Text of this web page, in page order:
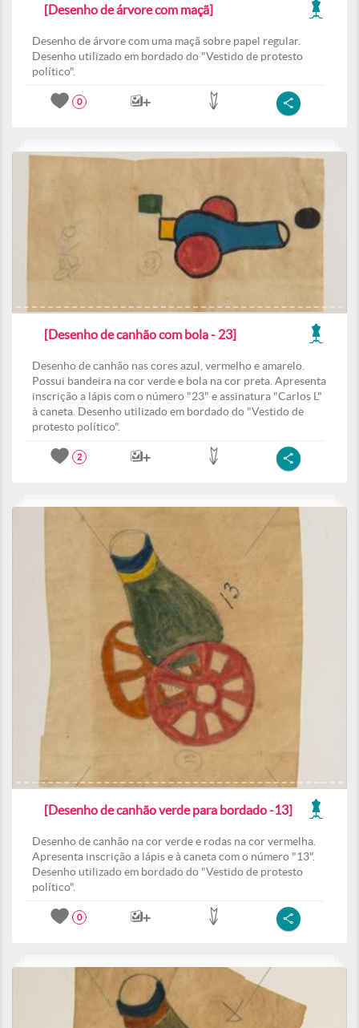
[Desenho de árvore com maçã]
Desenho de árvore com uma maçã sobre papel regular.
Desenho utilizado em bordado do "Vestido de protesto
político".
0
[Desenho de canhão com bola - 23]
Desenho de canhão nas cores azul, vermelho e amarelo.
Possui bandeira na cor verde e bola na cor preta. Apresenta
inscrição a lápis com o número "23" e assinatura "Carlos L"
à caneta. Desenho utilizado em bordado do "Vestido de
protesto político".
2
[Desenho de canhão verde para bordado -13]
Desenho de canhão na cor verde e rodas na cor vermelha.
Apresenta inscrição a lápis e à caneta com o número "13".
Desenho utilizado em bordado do "Vestido de protesto
político".
0